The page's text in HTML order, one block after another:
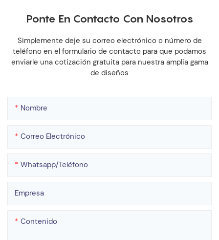
Ponte En Contacto Con Nosotros
Simplemente deje su correo electrónico o número de
teléfono en el formulario de contacto para que podamos
enviarle una cotización gratuita para nuestra amplia gama
de diseños
Nombre
Correo Electrónico
Whatsapp/teléfono
Empresa
Contenido